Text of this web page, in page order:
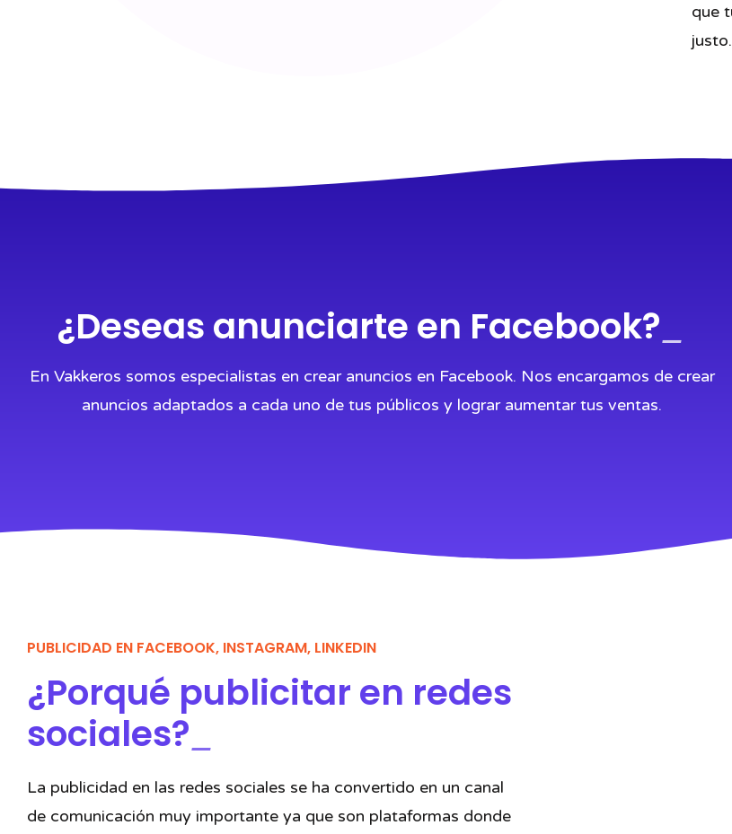
que
justo.
¿Deseas anunciarte en Facebook?_
En Vakkeros somos especialistas en crear anuncios en Facebook. Nos encargamos de crear
anuncios adaptados a cada uno de tus públicos y lograr aumentar tus ventas.
PUBLICIDAD EN FACEBOOK, INSTAGRAM, LINKEDIN
¿Porqué publicitar en redes
sociales?_
La publicidad en las redes sociales se ha convertido en un canal
de comunicación muy importante ya que son plataformas donde